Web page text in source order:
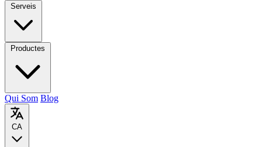
Serveis
Productes
Qui Som Blog
CA